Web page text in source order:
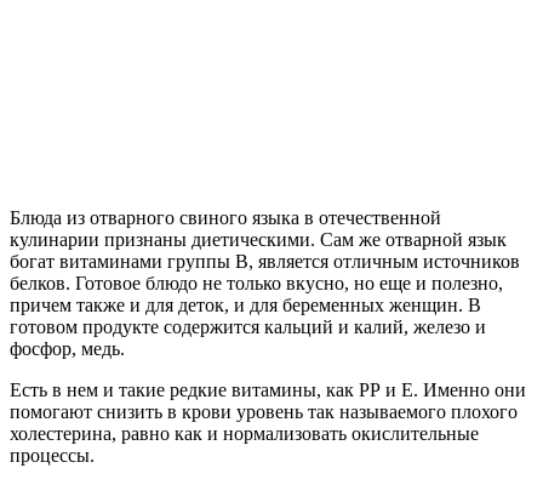
Блюда из отварного свиного языка в отечественной
кулинарии признаны диетическими. Сам же отварной язык
богат витаминами группы В, является отличным источников
белков. Готовое блюдо не только вкусно, но еще и полезно,
причем также и для деток, и для беременных женщин. В
готовом продукте содержится кальций и калий, железо и
фосфор, медь.
Есть в нем и такие редкие витамины, как РР и Е. Именно они
помогают снизить в крови уровень так называемого плохого
холестерина, равно как и нормализовать окислительные
процессы.